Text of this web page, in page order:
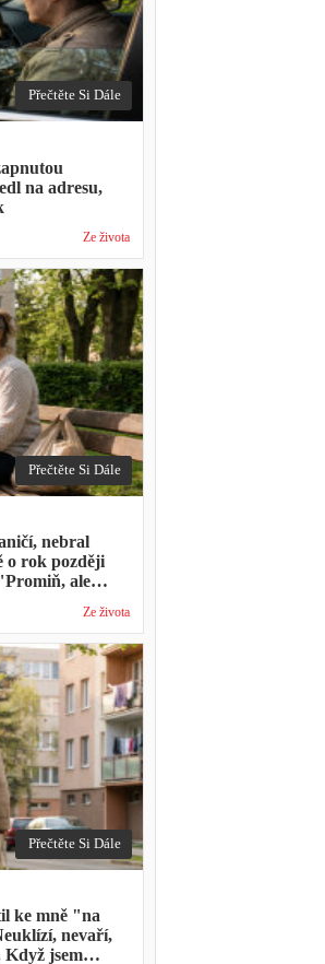
Přečtěte Si Dále
na adresu,
Ze života
Přečtěte Si Dále
nebral
o rok později
ale
Ze života
Přečtěte Si Dále
ke mně "na
nevaří,
Když jsem